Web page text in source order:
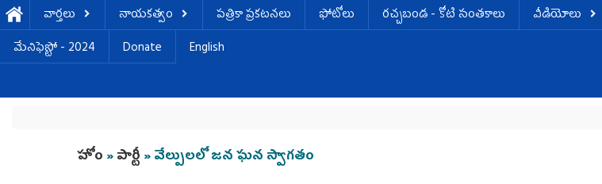
వార్తలు నాయకత్వం పత్రికా ప్రకటనలు ఫోటోలు ర‌చ్చ‌బండ‌ - కోటి సంత‌కాలు వీడియోలు
మేనిఫెస్టో - 2024
Donate English
You are here
హోం »పార్టీ » వేల్పులలో జన ఘన స్వాగతం